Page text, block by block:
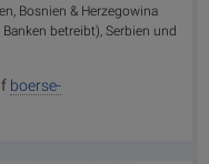
Bosnien & Herzegowina
betreibt), Serbien und
boerse-